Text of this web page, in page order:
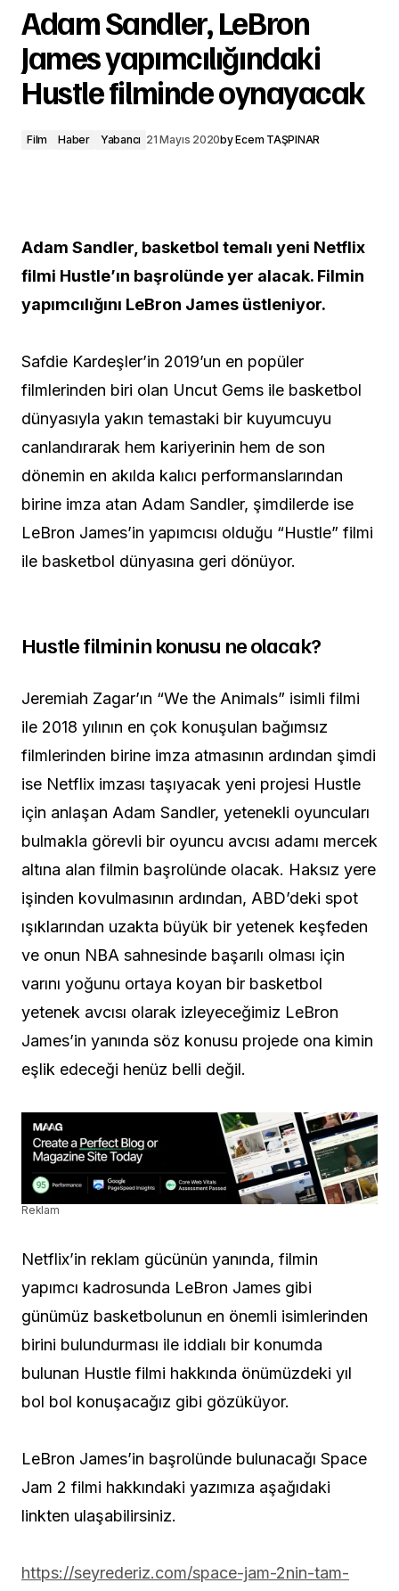
Adam Sandler, LeBron
James yapımcılığındaki
Hustle filminde oynayacak
Film Haber Yabancı 21 Mayıs 2020byEcem TAŞPINAR
Adam Sandler, basketbol temalı yeni Netflix
filmi Hustle’ın başrolünde yer alacak. Filmin
yapımcılığını LeBron James üstleniyor.
Safdie Kardeşler’in 2019’un en popüler
filmlerinden biri olan Uncut Gems ile basketbol
dünyasıyla yakın temastaki bir kuyumcuyu
canlandırarak hem kariyerinin hem de son
dönemin en akılda kalıcı performanslarından
birine imza atan Adam Sandler, şimdilerde ise
LeBron James’in yapımcısı olduğu “Hustle” filmi
ile basketbol dünyasına geri dönüyor.
Hustle filminin konusu ne olacak?
Jeremiah Zagar’ın “We the Animals” isimli filmi
ile 2018 yılının en çok konuşulan bağımsız
filmlerinden birine imza atmasının ardından şimdi
ise Netflix imzası taşıyacak yeni projesi Hustle
için anlaşan Adam Sandler, yetenekli oyuncuları
bulmakla görevli bir oyuncu avcısı adamı mercek
altına alan filmin başrolünde olacak. Haksız yere
işinden kovulmasının ardından, ABD’deki spot
ışıklarından uzakta büyük bir yetenek keşfeden
ve onun NBA sahnesinde başarılı olması için
varını yoğunu ortaya koyan bir basketbol
yetenek avcısı olarak izleyeceğimiz LeBron
James’in yanında söz konusu projede ona kimin
eşlik edeceği henüz belli değil.
Reklam
Netflix’in reklam gücünün yanında, filmin
yapımcı kadrosunda LeBron James gibi
günümüz basketbolunun en önemli isimlerinden
birini bulundurması ile iddialı bir konumda
bulunan Hustle filmi hakkında önümüzdeki yıl
bol bol konuşacağız gibi gözüküyor.
LeBron James’in başrolünde bulunacağı Space
Jam 2 filmi hakkındaki yazımıza aşağıdaki
linkten ulaşabilirsiniz.
https://seyrederiz.com/space-jam-2nin-tam-